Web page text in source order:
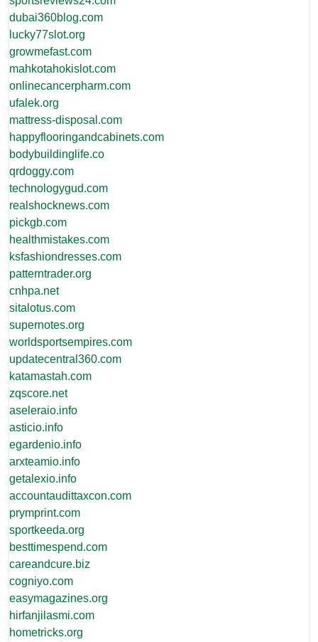
dubai360blog.com
lucky77slot.org
growmefast.com
mahkotahokislot.com
onlinecancerpharm.com
ufalek.org
mattress-disposal.com
happyflooringandcabinets.com
bodybuildinglife.co
qrdoggy.com
technologygud.com
realshocknews.com
pickgb.com
healthmistakes.com
ksfashiondresses.com
patterntrader.org
cnhpa.net
sitalotus.com
supernotes.org
worldsportsempires.com
updatecentral360.com
katamastah.com
zqscore.net
aseleraio.info
asticio.info
egardenio.info
arxteamio.info
getalexio.info
accountaudittaxcon.com
prymprint.com
sportkeeda.org
besttimespend.com
careandcure.biz
cogniyo.com
easymagazines.org
hirfanjilasmi.com
hometricks.org